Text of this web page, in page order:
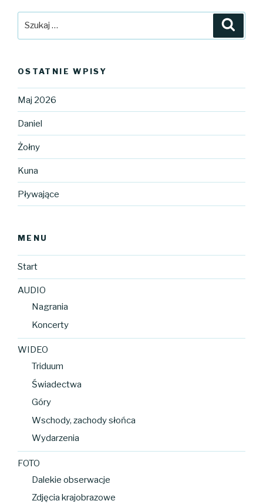
OSTATNIE WPISY
Maj 2026
Daniel
Żołny
Kuna
Pływające
MENU
Start
AUDIO
Nagrania
Koncerty
WIDEO
Triduum
Świadectwa
Góry
Wschody, zachody słońca
Wydarzenia
FOTO
Dalekie obserwacje
Zdjęcia krajobrazowe